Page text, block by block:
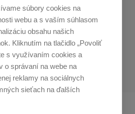
súbory cookies na
webu a s vaším súhlasom
obsahu našich
Kliknutím na tlačidlo „Povoliť
s využívaním cookies a
o správaní na webe na
reklamy na sociálnych
sieťach na ďalších
predstavujeme